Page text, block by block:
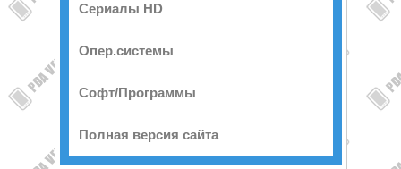
Сериалы HD
Опер.системы
Софт/Программы
Полная версия сайта